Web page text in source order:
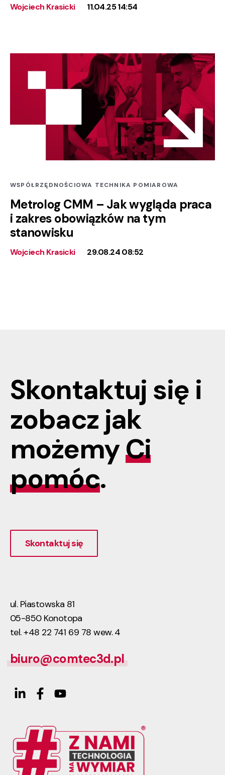
Wojciech Krasicki 11.04.25 14:54
WSPÓŁRZĘDNOŚCIOWA TECHNIKA POMIAROWA
Metrolog CMM – Jak wygląda praca
i zakres obowiązków na tym
stanowisku
Wojciech Krasicki 29.08.24 08:52
Skontaktuj się i
zobacz jak
możemyCi
pomóc.
Skontaktuj się
ul. Piastowska 81
05-850 Konotopa
tel. +48 22 741 69 78 wew. 4
biuro@comtec3d.pl